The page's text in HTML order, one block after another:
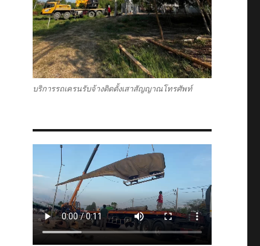
บริการรถเครนรับจ้างติดตั้งเสาสัญญาณโทรศัพท์